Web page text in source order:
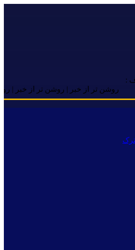
:
تر از خبر | روشن تر از خبر | روشن